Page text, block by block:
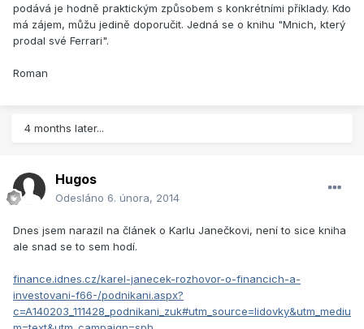
podává je hodně praktickým způsobem s konkrétními příklady. Kdo
má zájem, můžu jedině doporučit. Jedná se o knihu "Mnich, který
prodal své Ferrari".
Roman
4 months later...
Hugos
Odesláno 6. února, 2014
Dnes jsem narazil na článek o Karlu Janečkovi, není to sice kniha
ale snad se to sem hodí.
finance.idnes.cz/karel-janecek-rozhovor-o-financich-a-
investovani-f66-/podnikani.aspx?
c=A140203_111428_podnikani_zuk#utm_source=lidovky&utm_mediu